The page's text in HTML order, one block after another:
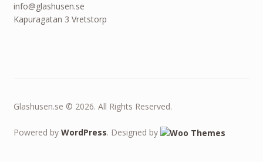
info@glashusen.se
Kapuragatan 3 Vretstorp
Glashusen.se © 2026. All Rights Reserved.
Powered by WordPress. Designed by